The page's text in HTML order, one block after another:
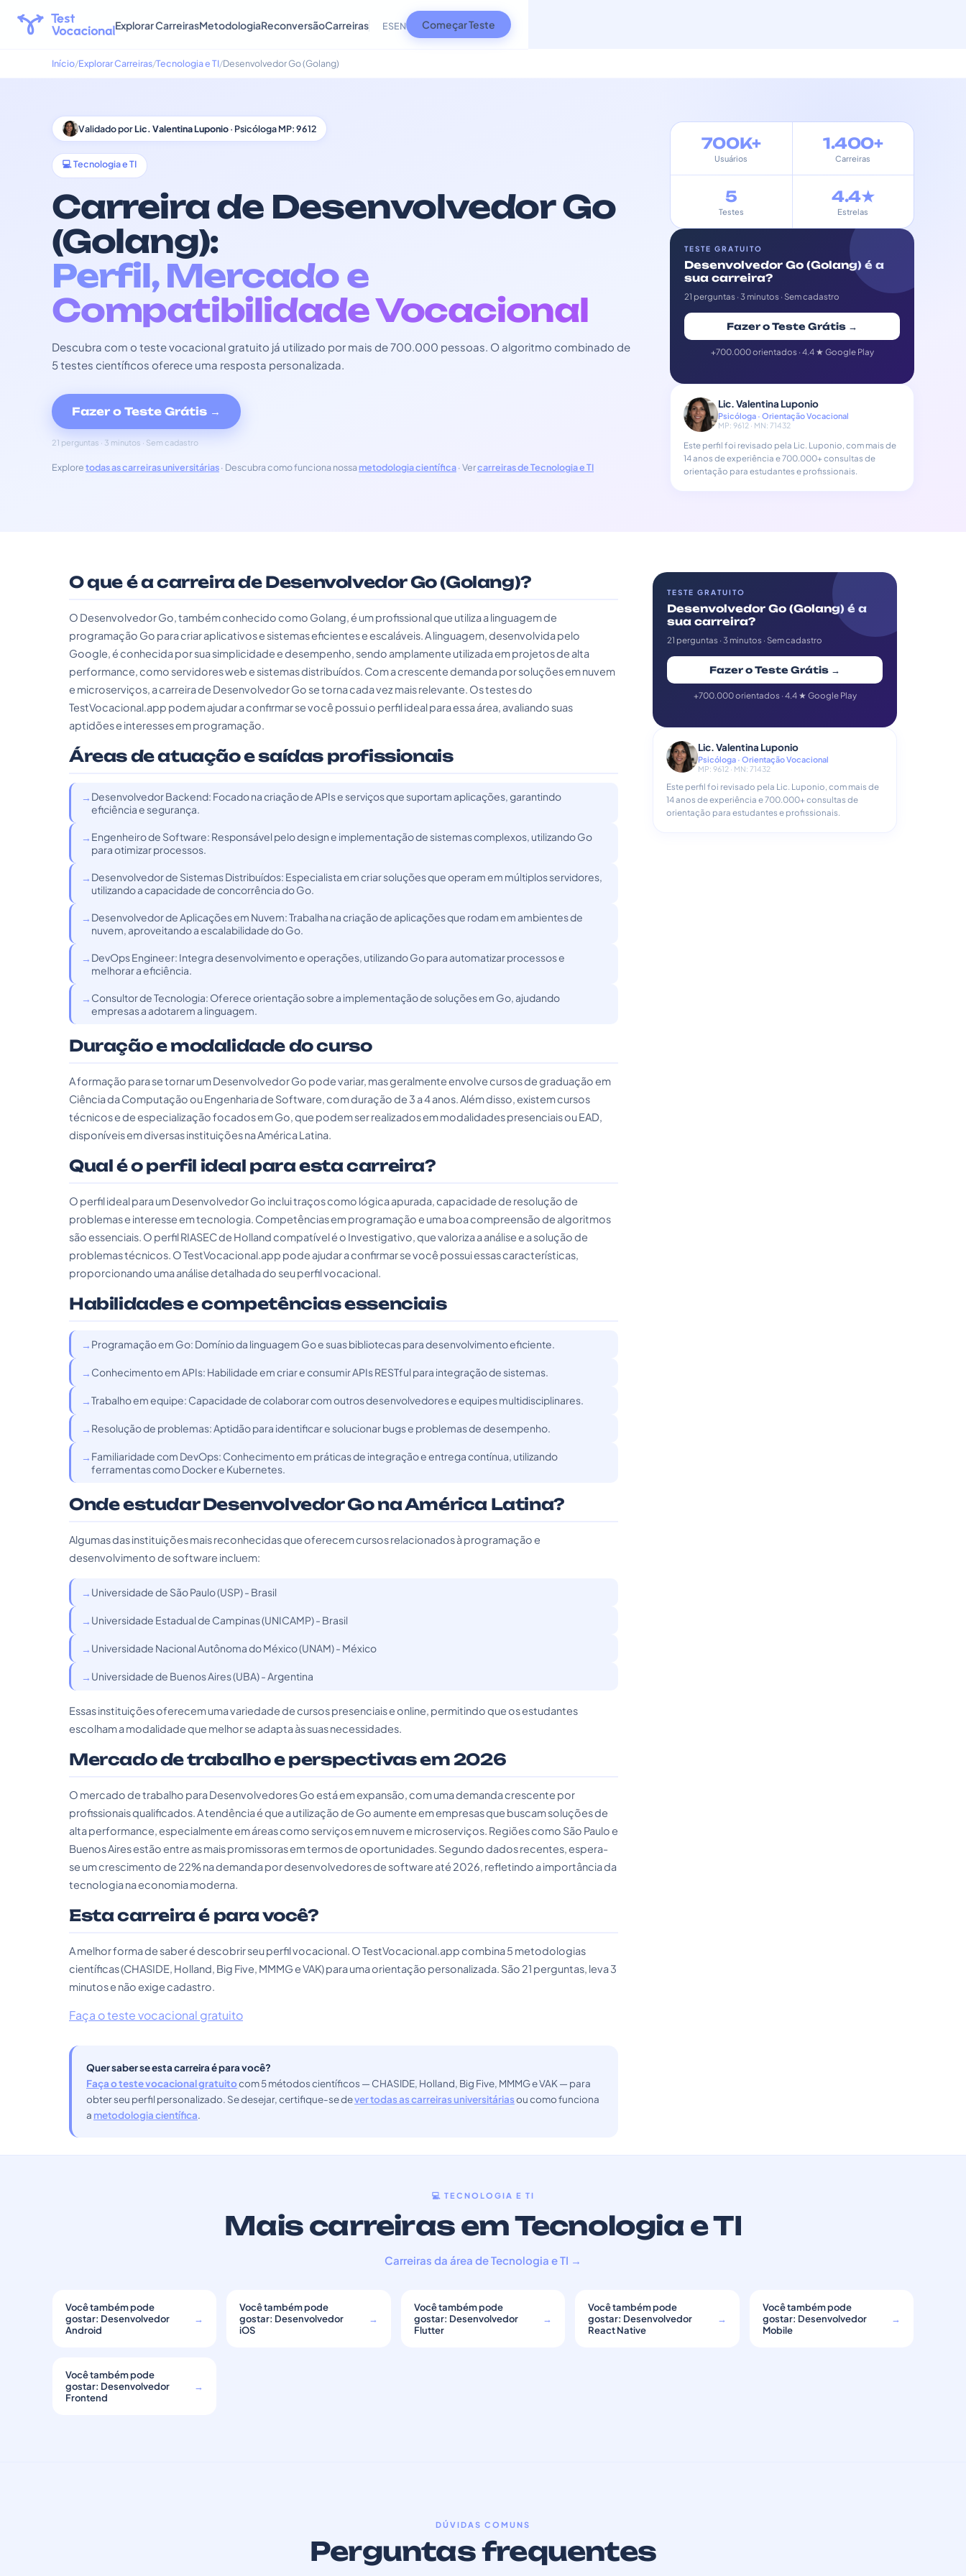
Explorar CarreirasMetodologiaReconversãoCarreiras ESEN Começar Teste
Início Explorar Carreiras Tecnologia e TI Desenvolvedor Go (Golang)
Validado porLic. Valentina Luponio· Psicóloga MP: 9612
💻 Tecnologia e TI
Carreira de Desenvolvedor Go
(Golang):
Perfil, Mercado e
Compatibilidade Vocacional
Descubra com o teste vocacional gratuito já utilizado por mais de 700.000 pessoas. O algoritmo combinado de
5 testes científicos oferece uma resposta personalizada.
Fazer o Teste Grátis →
21 perguntas · 3 minutos · Sem cadastro
Exploretodas as carreiras universitárias· Descubra como funciona nossa metodologia científica· Vercarreiras de Tecnologia e TI
700K+
Usuários
1.400+
Carreiras
5
Testes
4.4★
Estrelas
TESTE GRATUITO
Desenvolvedor Go (Golang) é a
sua carreira?
21 perguntas · 3 minutos · Sem cadastro
Fazer o Teste Grátis →
+700.000 orientados · 4.4 ★ Google Play
Lic. Valentina Luponio
Psicóloga · Orientação Vocacional
MP: 9612 · MN: 71432
Este perfil foi revisado pela Lic. Luponio, com mais de
14 anos de experiência e 700.000+ consultas de
orientação para estudantes e profissionais.
O que é a carreira de Desenvolvedor Go (Golang)?
O Desenvolvedor Go, também conhecido como Golang, é um profissional que utiliza a linguagem de
programação Go para criar aplicativos e sistemas eficientes e escaláveis. A linguagem, desenvolvida pelo
Google, é conhecida por sua simplicidade e desempenho, sendo amplamente utilizada em projetos de alta
performance, como servidores web e sistemas distribuídos. Com a crescente demanda por soluções em nuvem
e microserviços, a carreira de Desenvolvedor Go se torna cada vez mais relevante. Os testes do
TestVocacional.app podem ajudar a confirmar se você possui o perfil ideal para essa área, avaliando suas
aptidões e interesses em programação.
Áreas de atuação e saídas profissionais
Desenvolvedor Backend: Focado na criação de APIs e serviços que suportam aplicações, garantindo
eficiência e segurança.
Engenheiro de Software: Responsável pelo design e implementação de sistemas complexos, utilizando Go
para otimizar processos.
Desenvolvedor de Sistemas Distribuídos: Especialista em criar soluções que operam em múltiplos servidores,
utilizando a capacidade de concorrência do Go.
Desenvolvedor de Aplicações em Nuvem: Trabalha na criação de aplicações que rodam em ambientes de
nuvem, aproveitando a escalabilidade do Go.
DevOps Engineer: Integra desenvolvimento e operações, utilizando Go para automatizar processos e
melhorar a eficiência.
Consultor de Tecnologia: Oferece orientação sobre a implementação de soluções em Go, ajudando
empresas a adotarem a linguagem.
Duração e modalidade do curso
A formação para se tornar um Desenvolvedor Go pode variar, mas geralmente envolve cursos de graduação em
Ciência da Computação ou Engenharia de Software, com duração de 3 a 4 anos. Além disso, existem cursos
técnicos e de especialização focados em Go, que podem ser realizados em modalidades presenciais ou EAD,
disponíveis em diversas instituições na América Latina.
Qual é o perfil ideal para esta carreira?
O perfil ideal para um Desenvolvedor Go inclui traços como lógica apurada, capacidade de resolução de
problemas e interesse em tecnologia. Competências em programação e uma boa compreensão de algoritmos
são essenciais. O perfil RIASEC de Holland compatível é o Investigativo, que valoriza a análise e a solução de
problemas técnicos. O TestVocacional.app pode ajudar a confirmar se você possui essas características,
proporcionando uma análise detalhada do seu perfil vocacional.
Habilidades e competências essenciais
Programação em Go: Domínio da linguagem Go e suas bibliotecas para desenvolvimento eficiente.
Conhecimento em APIs: Habilidade em criar e consumir APIs RESTful para integração de sistemas.
Trabalho em equipe: Capacidade de colaborar com outros desenvolvedores e equipes multidisciplinares.
Resolução de problemas: Aptidão para identificar e solucionar bugs e problemas de desempenho.
Familiaridade com DevOps: Conhecimento em práticas de integração e entrega contínua, utilizando
ferramentas como Docker e Kubernetes.
Onde estudar Desenvolvedor Go na América Latina?
Algumas das instituições mais reconhecidas que oferecem cursos relacionados à programação e
desenvolvimento de software incluem:
Universidade de São Paulo (USP) - Brasil
Universidade Estadual de Campinas (UNICAMP) - Brasil
Universidade Nacional Autônoma do México (UNAM) - México
Universidade de Buenos Aires (UBA) - Argentina
Essas instituições oferecem uma variedade de cursos presenciais e online, permitindo que os estudantes
escolham a modalidade que melhor se adapta às suas necessidades.
Mercado de trabalho e perspectivas em 2026
O mercado de trabalho para Desenvolvedores Go está em expansão, com uma demanda crescente por
profissionais qualificados. A tendência é que a utilização de Go aumente em empresas que buscam soluções de
alta performance, especialmente em áreas como serviços em nuvem e microserviços. Regiões como São Paulo e
Buenos Aires estão entre as mais promissoras em termos de oportunidades. Segundo dados recentes, espera-
se um crescimento de 22% na demanda por desenvolvedores de software até 2026, refletindo a importância da
tecnologia na economia moderna.
Esta carreira é para você?
A melhor forma de saber é descobrir seu perfil vocacional. O TestVocacional.app combina 5 metodologias
científicas (CHASIDE, Holland, Big Five, MMMG e VAK) para uma orientação personalizada. São 21 perguntas, leva 3
minutos e não exige cadastro.
Faça o teste vocacional gratuito
Quer saber se esta carreira é para você?
Faça o teste vocacional gratuitocom 5 métodos científicos — CHASIDE, Holland, Big Five, MMMG e VAK — para
obter seu perfil personalizado. Se desejar, certifique-se dever todas as carreiras universitáriasou como funciona
a metodologia científica.
TESTE GRATUITO
Desenvolvedor Go (Golang) é a
sua carreira?
21 perguntas · 3 minutos · Sem cadastro
Fazer o Teste Grátis →
+700.000 orientados · 4.4 ★ Google Play
Lic. Valentina Luponio
Psicóloga · Orientação Vocacional
MP: 9612 · MN: 71432
Este perfil foi revisado pela Lic. Luponio, com mais de
14 anos de experiência e 700.000+ consultas de
orientação para estudantes e profissionais.
💻 TECNOLOGIA E TI
Mais carreiras em Tecnologia e TI
Carreiras da área de Tecnologia e TI →
Você também pode
gostar: Desenvolvedor
Android
→
Você também pode
gostar: Desenvolvedor
iOS
→
Você também pode
gostar: Desenvolvedor
Flutter
→
Você também pode
gostar: Desenvolvedor
React Native
→
Você também pode
gostar: Desenvolvedor
Mobile
→
Você também pode
gostar: Desenvolvedor
Frontend
→
DÚVIDAS COMUNS
Perguntas frequentes